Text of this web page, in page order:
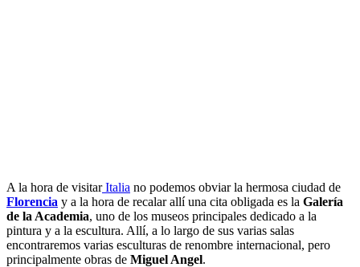
A la hora de visitarItalia no podemos obviar la hermosa ciudad de
Florencia y a la hora de recalar allí una cita obligada es la Galería
de la Academia, uno de los museos principales dedicado a la
pintura y a la escultura. Allí, a lo largo de sus varias salas
encontraremos varias esculturas de renombre internacional, pero
principalmente obras de Miguel Angel.